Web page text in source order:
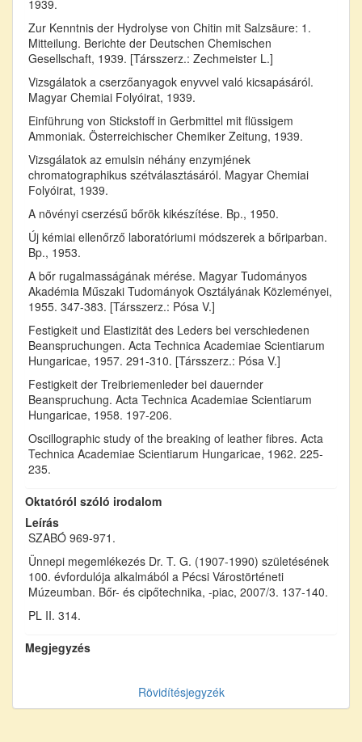
1939.
Zur Kenntnis der Hydrolyse von Chitin mit Salzsäure: 1.
Mitteilung. Berichte der Deutschen Chemischen
Gesellschaft, 1939. [Társszerz.: Zechmeister L.]
Vizsgálatok a cserzőanyagok enyvvel való kicsapásáról.
Magyar Chemiai Folyóirat, 1939.
Einführung von Stickstoff in Gerbmittel mit flüssigem
Ammoniak. Österreichischer Chemiker Zeitung, 1939.
Vizsgálatok az emulsin néhány enzymjének
chromatographikus szétválasztásáról. Magyar Chemiai
Folyóirat, 1939.
A növényi cserzésű bőrök kikészítése. Bp., 1950.
Új kémiai ellenőrző laboratóriumi módszerek a bőriparban.
Bp., 1953.
A bőr rugalmasságának mérése. Magyar Tudományos
Akadémia Műszaki Tudományok Osztályának Közleményei,
1955. 347-383. [Társszerz.: Pósa V.]
Festigkeit und Elastizität des Leders bei verschiedenen
Beanspruchungen. Acta Technica Academiae Scientiarum
Hungaricae, 1957. 291-310. [Társszerz.: Pósa V.]
Festigkeit der Treibriemenleder bei dauernder
Beanspruchung. Acta Technica Academiae Scientiarum
Hungaricae, 1958. 197-206.
Oscillographic study of the breaking of leather fibres. Acta
Technica Academiae Scientiarum Hungaricae, 1962. 225-
235.
Oktatóról szóló irodalom
Leírás
SZABÓ 969-971.
Ünnepi megemlékezés Dr. T. G. (1907-1990) születésének
100. évfordulója alkalmából a Pécsi Várostörténeti
Múzeumban. Bőr- és cipőtechnika, -piac, 2007/3. 137-140.
PL II. 314.
Megjegyzés
Rövidítésjegyzék